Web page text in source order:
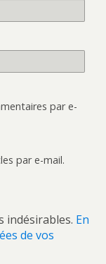
par e-
par e-mail.
indésirables. En
de vos